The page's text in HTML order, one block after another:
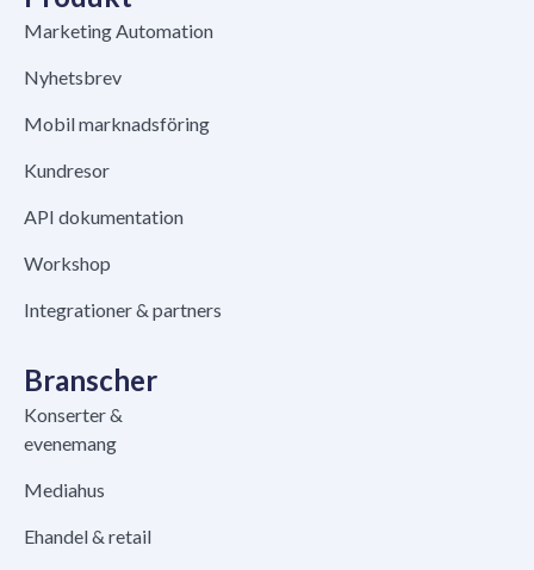
Marketing Automation
Nyhetsbrev
Mobil marknadsföring
Kundresor
API dokumentation
Workshop
Integrationer & partners
Branscher
Konserter &
evenemang
Mediahus
Ehandel & retail